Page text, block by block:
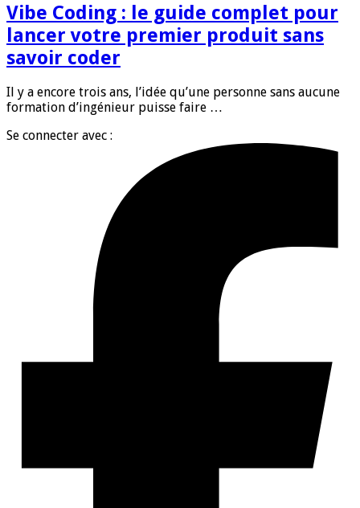
Vibe Coding : le guide complet pour
lancer votre premier produit sans
savoir coder
Il y a encore trois ans, l’idée qu’une personne sans aucune
formation d’ingénieur puisse faire …
Se connecter avec :